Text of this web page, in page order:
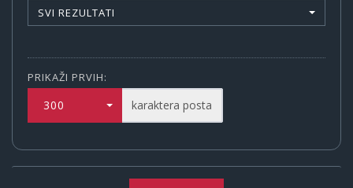
SVI REZULTATI
PRIKAŽI PRVIH:
300 karaktera posta